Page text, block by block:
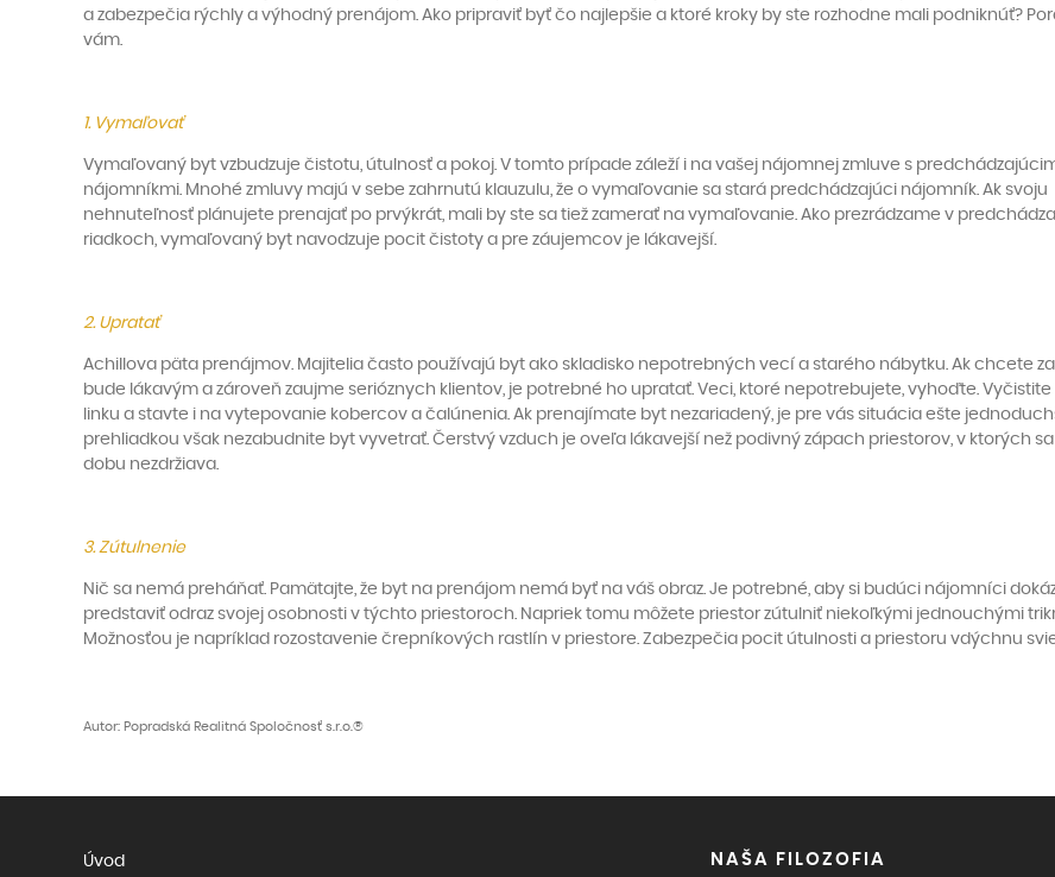
a zabezpečia rýchly a výhodný prenájom. Ako pripraviť byť čo najlepšie a ktoré kroky by ste rozhodne mali podniknúť?
vám.
1. Vymaľovať
Vymaľovaný byt vzbudzuje čistotu, útulnosť a pokoj. V tomto prípade záleží i na vašej nájomnej zmluve s
nájomníkmi. Mnohé zmluvy majú v sebe zahrnutú klauzulu, že o vymaľovanie sa stará predchádzajúci nájomník. Ak svoju
nehnuteľnosť plánujete prenajať po prvýkrát, mali by ste sa tiež zamerať na vymaľovanie. Ako prezrádzame v
riadkoch, vymaľovaný byt navodzuje pocit čistoty a pre záujemcov je lákavejší.
2. Upratať
Achillova päta prenájmov. Majitelia často používajú byt ako skladisko nepotrebných vecí a starého nábytku. Ak chcete
bude lákavým a zároveň zaujme serióznych klientov, je potrebné ho upratať. Veci, ktoré nepotrebujete, vyhoďte.
linku a stavte i na vytepovanie kobercov a čalúnenia. Ak prenajímate byt nezariadený, je pre vás situácia ešte
prehliadkou však nezabudnite byt vyvetrať. Čerstvý vzduch je oveľa lákavejší než podivný zápach priestorov, v ktorých
dobu nezdržiava.
3. Zútulnenie
Nič sa nemá preháňať. Pamätajte, že byt na prenájom nemá byť na váš obraz. Je potrebné, aby si budúci nájomníci
predstaviť odraz svojej osobnosti v týchto priestoroch. Napriek tomu môžete priestor zútulniť niekoľkými jednouchými
Možnosťou je napríklad rozostavenie črepníkových rastlín v priestore. Zabezpečia pocit útulnosti a priestoru vdýchnu
Autor: Popradská Realitná Spoločnosť s.r.o.®
NAŠA FILOZOFIA
Úvod